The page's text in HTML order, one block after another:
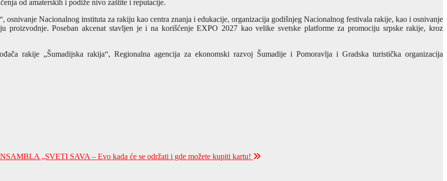
od amaterskih i podiže nivo zaštite i reputacije.
osnivanje Nacionalnog instituta za rakiju kao centra znanja i edukacije, organizacija godišnjeg Nacionalnog festivala rakije, kao i osnivanje
proizvodnje. Poseban akcenat stavljen je i na korišćenje EXPO 2027 kao velike svetske platforme za promociju srpske rakije, kroz
rakije „Šumadijska rakija“, Regionalna agencija za ekonomski razvoj Šumadije i Pomoravlja i Gradska turistička organizacija
„SVETI SAVA – Evo kada će se održati i gde možete kupiti kartu!